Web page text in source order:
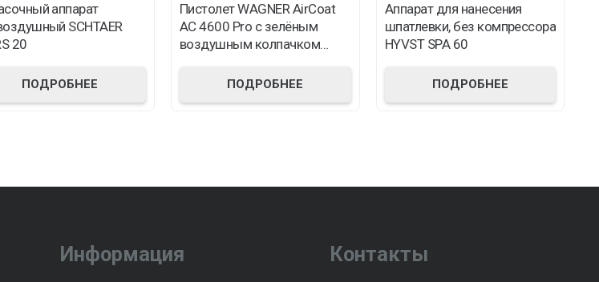
аппарат
SCHTAER
20
ПОДРОБНЕЕ
Пистолет WAGNER AirCoat
AC 4600 Pro с зелёным
воздушным колпачком
ПОДРОБНЕЕ
Аппарат для нанесения
шпатлевки, без компрессора
HYVST SPA 60
ПОДРОБНЕЕ
Информация Контакты